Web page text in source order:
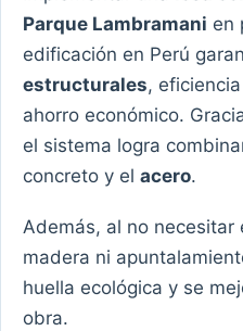
Parque Lambramani en
edificación en Perú
estructurales,
ahorro económico.
el sistema logra
concreto y el acero.
Además, al no necesitar
madera ni
huella ecológica y se
obra.